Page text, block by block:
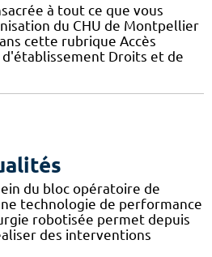
à tout ce que vous
du CHU de Montpellier
cette rubrique Accès
Droits et de
du bloc opératoire de
technologie de performance
robotisée permet depuis
des interventions